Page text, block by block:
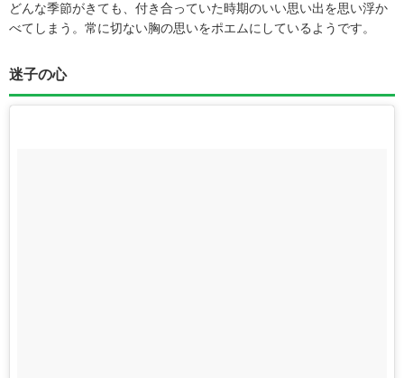
どんな季節がきても、付き合っていた時期のいい思い出を思い浮か
べてしまう。常に切ない胸の思いをポエムにしているようです。
迷子の心